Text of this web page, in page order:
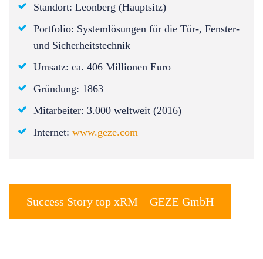
Standort: Leonberg (Hauptsitz)
Portfolio: Systemlösungen für die Tür-, Fenster-
und Sicherheitstechnik
Umsatz: ca. 406 Millionen Euro
Gründung: 1863
Mitarbeiter: 3.000 weltweit (2016)
Internet: www.geze.com
Success Story top xRM – GEZE GmbH